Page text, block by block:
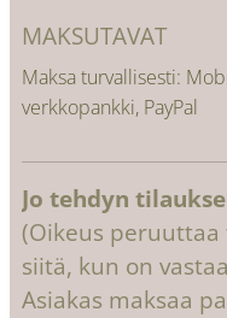
MAKSUTAVAT
Maksa turvallisesti:
verkkopankki, PayPal
Jo tehdyn
(Oikeus peruuttaa
siitä, kun on
Asiakas maksaa